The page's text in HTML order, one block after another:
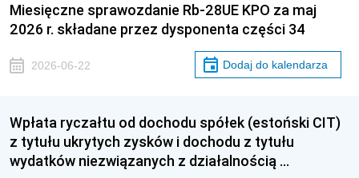
Miesięczne sprawozdanie Rb-28UE KPO za maj
2026 r. składane przez dysponenta części 34
2026-06-22 Dodaj do kalendarza
Wpłata ryczałtu od dochodu spółek (estoński CIT)
z tytułu ukrytych zysków i dochodu z tytułu
wydatków niezwiązanych z działalnością …